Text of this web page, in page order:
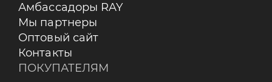
Амбассадоры RAY
Мы партнеры
Оптовый сайт
Контакты
ПОКУПАТЕЛЯМ